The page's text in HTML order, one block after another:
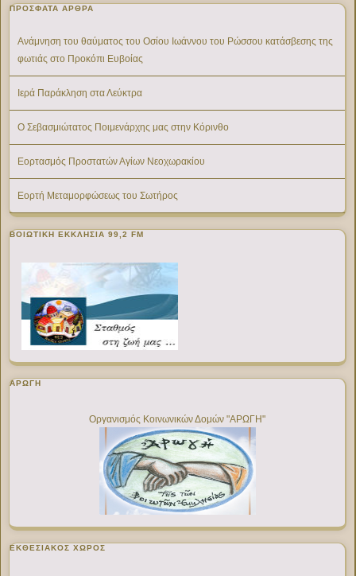
ΠΡΌΣΦΑΤΑ ΆΡΘΡΑ
Ανάμνηση του θαύματος του Οσίου Ιωάννου του Ρώσσου κατάσβεσης της
φωτιάς στο Προκόπι Ευβοίας
Ιερά Παράκληση στα Λεύκτρα
Ο Σεβασμιώτατος Ποιμενάρχης μας στην Κόρινθο
Εορτασμός Προστατών Αγίων Νεοχωρακίου
Εορτή Μεταμορφώσεως του Σωτήρος
ΒΟΙΩΤΙΚΉ ΕΚΚΛΗΣΊΑ 99,2 FM
ΑΡΩΓΗ
Οργανισμός Κοινωνικών Δομών "ΑΡΩΓΗ"
ΕΚΘΕΣΙΑΚΌΣ ΧΏΡΟΣ